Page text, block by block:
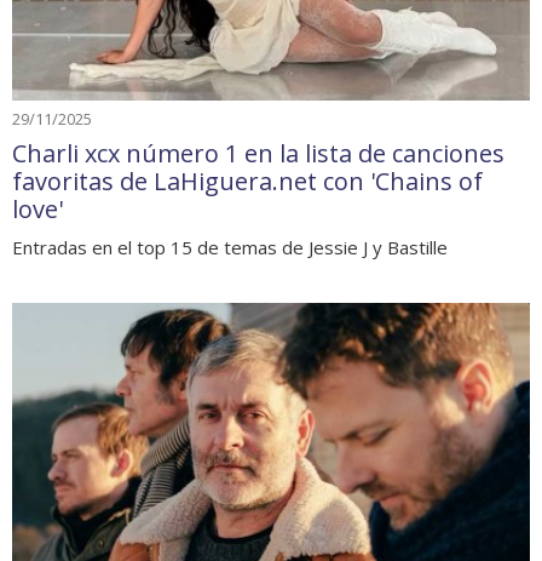
29/11/2025
Charli xcx número 1 en la lista de canciones
favoritas de LaHiguera.net con 'Chains of
love'
Entradas en el top 15 de temas de Jessie J y Bastille